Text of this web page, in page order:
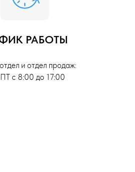
РАБОТЫ
и отдел продаж:
с 8:00 до 17:00